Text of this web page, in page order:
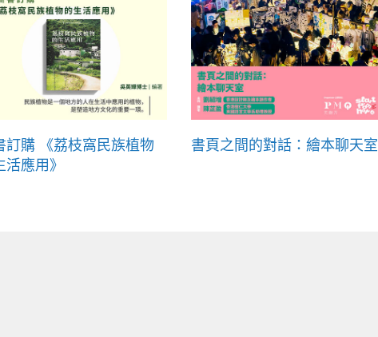
訂購 《荔枝窩民族植物
活應用》
書頁之間的對話：繪本聊天室